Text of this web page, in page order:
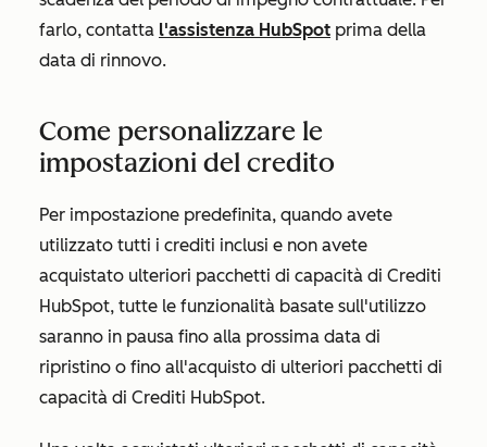
farlo, contatta l'assistenza HubSpot prima della
data di rinnovo.
Come personalizzare le
impostazioni del credito
Per impostazione predefinita, quando avete
utilizzato tutti i crediti inclusi e non avete
acquistato ulteriori pacchetti di capacità di Crediti
HubSpot, tutte le funzionalità basate sull'utilizzo
saranno in pausa fino alla prossima data di
ripristino o fino all'acquisto di ulteriori pacchetti di
capacità di Crediti HubSpot.